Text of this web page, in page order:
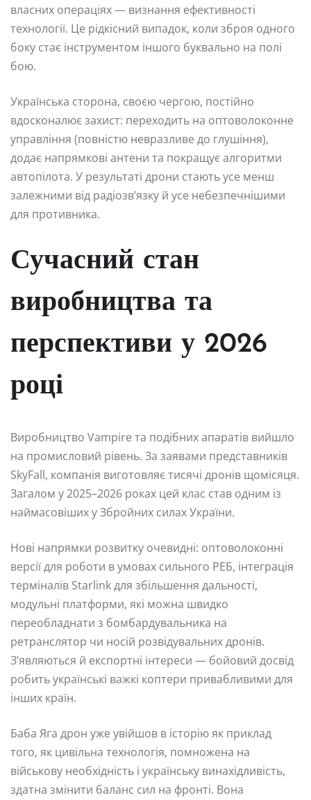
власних операціях — визнання ефективності
технології. Це рідкісний випадок, коли зброя одного
боку стає інструментом іншого буквально на полі
бою.
Українська сторона, своєю чергою, постійно
вдосконалює захист: переходить на оптоволоконне
управління (повністю невразливе до глушіння),
додає напрямкові антени та покращує алгоритми
автопілота. У результаті дрони стають усе менш
залежними від радіозв’язку й усе небезпечнішими
для противника.
Сучасний стан
виробництва та
перспективи у 2026
році
Виробництво Vampire та подібних апаратів вийшло
на промисловий рівень. За заявами представників
SkyFall, компанія виготовляє тисячі дронів щомісяця.
Загалом у 2025–2026 роках цей клас став одним із
наймасовіших у Збройних силах України.
Нові напрямки розвитку очевидні: оптоволоконні
версії для роботи в умовах сильного РЕБ, інтеграція
терміналів Starlink для збільшення дальності,
модульні платформи, які можна швидко
переобладнати з бомбардувальника на
ретранслятор чи носій розвідувальних дронів.
З’являються й експортні інтереси — бойовий досвід
робить українські важкі коптери привабливими для
інших країн.
Баба Яга дрон уже увійшов в історію як приклад
того, як цивільна технологія, помножена на
військову необхідність і українську винахідливість,
здатна змінити баланс сил на фронті. Вона